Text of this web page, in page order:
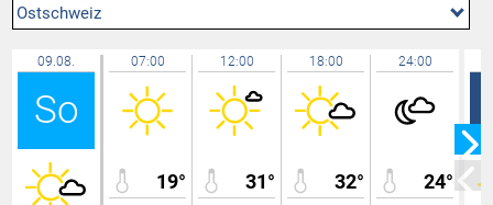
24,4 °C
24,3 °C Vaduz
24,3 °C Gersau
Sargans
24,1 °C Lägern
24,1 °C Götzis - Unteres Kirla
Ostschweiz
09.08.
So
07:00
19°
12:00
31°
18:00
32°
24:00
24°